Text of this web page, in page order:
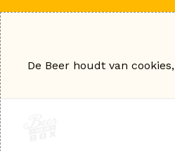
De Beer houdt van